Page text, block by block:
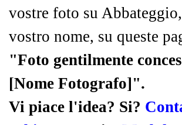
vostre foto su
vostro nome, su queste
"Foto gentilmente
[Nome Fotografo]".
Vi piace l'idea? Si?